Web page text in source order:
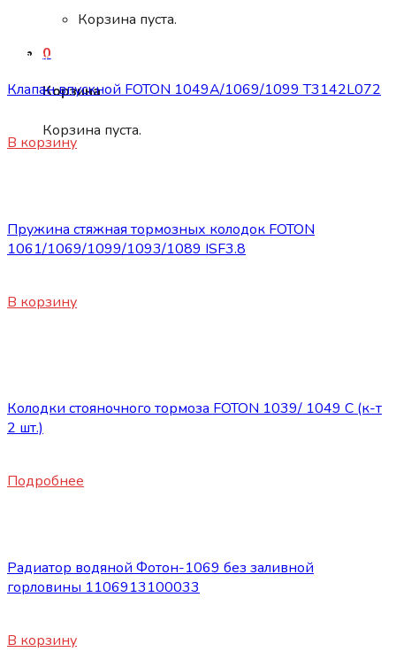
Корзина пуста.
0
Корзина
Корзина пуста.
Запасные части Foton
Клапан впускной FOTON 1049А/1069/1099 Т3142L072
₽
В корзину
Пружина стяжная тормозных колодок FOTON
1061/1069/1099/1093/1089 ISF3.8
В корзину
Колодки стояночного тормоза FOTON 1039/ 1049 C (к-т
2 шт.)
Подробнее
Радиатор водяной Фотон-1069 без заливной
горловины 1106913100033
В корзину